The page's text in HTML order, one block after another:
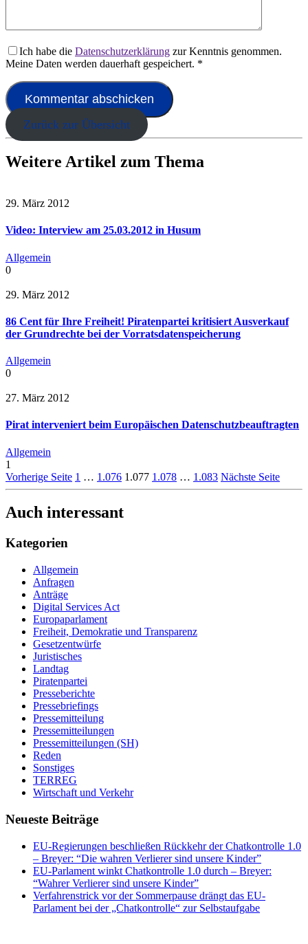
Ich habe die Datenschutzerklärung zur Kenntnis genommen.
Meine Daten werden dauerhaft gespeichert. *
Zurück zur Übersicht
Weitere Artikel zum Thema
29. März 2012
Video: Interview am 25.03.2012 in Husum
Allgemein
0
29. März 2012
86 Cent für Ihre Freiheit! Piratenpartei kritisiert Ausverkauf
der Grundrechte bei der Vorratsdatenspeicherung
Allgemein
0
27. März 2012
Pirat interveniert beim Europäischen Datenschutzbeauftragten
Allgemein
1
Vorherige Seite 1 … 1.076 1.077 1.078 … 1.083 Nächste Seite
Auch interessant
Kategorien
Allgemein
Anfragen
Anträge
Digital Services Act
Europaparlament
Freiheit, Demokratie und Transparenz
Gesetzentwürfe
Juristisches
Landtag
Piratenpartei
Presseberichte
Pressebriefings
Pressemitteilung
Pressemitteilungen
Pressemitteilungen (SH)
Reden
Sonstiges
TERREG
Wirtschaft und Verkehr
Neueste Beiträge
EU-Regierungen beschließen Rückkehr der Chatkontrolle 1.0
– Breyer: “Die wahren Verlierer sind unsere Kinder”
EU-Parlament winkt Chatkontrolle 1.0 durch – Breyer:
“Wahrer Verlierer sind unsere Kinder”
Verfahrenstrick vor der Sommerpause drängt das EU-
Parlament bei der „Chatkontrolle“ zur Selbstaufgabe